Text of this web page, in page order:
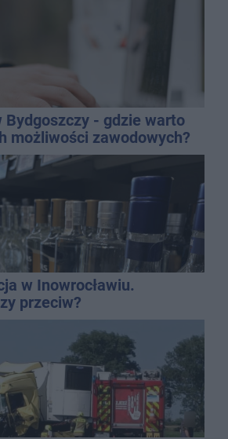
Bydgoszczy - gdzie warto
możliwości zawodowych?
w Inowrocławiu.
przeciw?